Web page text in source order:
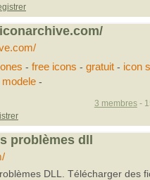
- free icons - gratuit- icon
modele-
3 membres-
problèmes dll
DLL. Télécharger des